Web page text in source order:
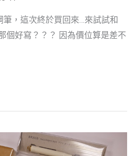
筆，這次終於買回來…來試試和
個好寫？？？ 因為價位算是差不